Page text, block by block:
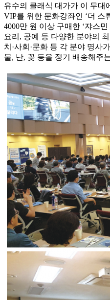
유수의 클래식 대가가 이 무대
VIP를 위한 문화강좌인 ‘더 스
4000만 원 이상 구매한 ‘쟈스
요리, 공예 등 다양한 분야의
치·사회·문화 등 각 분야 명사
물, 난, 꽃 등을 정기 배송해주